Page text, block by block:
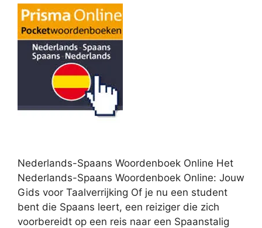
Nederlands-Spaans Woordenboek Online Het
Nederlands-Spaans Woordenboek Online: Jouw
Gids voor Taalverrijking Of je nu een student
bent die Spaans leert, een reiziger die zich
voorbereidt op een reis naar een Spaanstalig